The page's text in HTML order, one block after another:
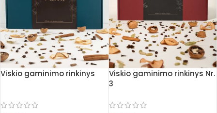
Viskio gaminimo rinkinys
Viskio gaminimo rinkinys Nr.
3